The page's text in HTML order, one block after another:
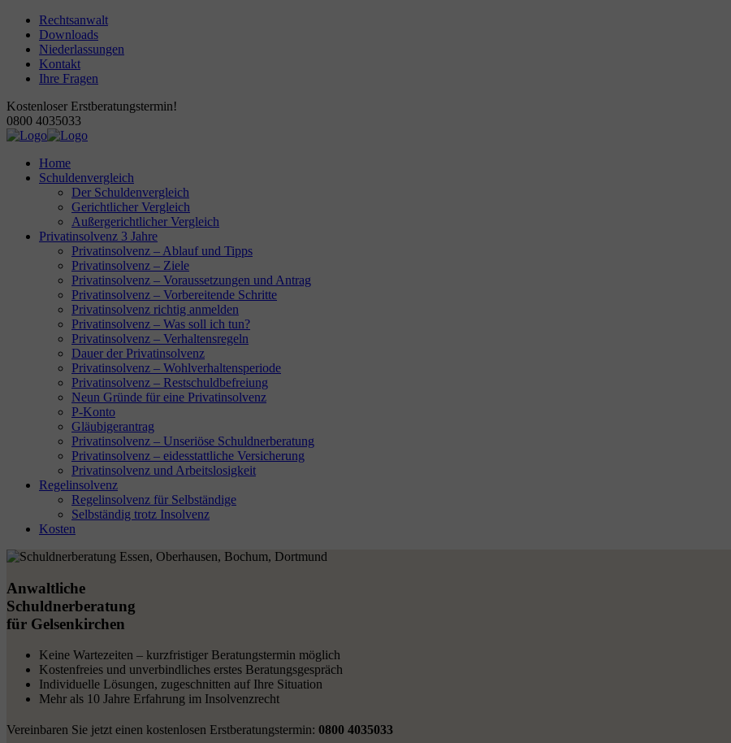
Rechtsanwalt
Downloads
Niederlassungen
Kontakt
Ihre Fragen
Kostenloser Erstberatungstermin!
0800 4035033
Home
Schuldenvergleich
Der Schuldenvergleich
Gerichtlicher Vergleich
Außergerichtlicher Vergleich
Privatinsolvenz 3 Jahre
Privatinsolvenz – Ablauf und Tipps
Privatinsolvenz – Ziele
Privatinsolvenz – Voraussetzungen und Antrag
Privatinsolvenz – Vorbereitende Schritte
Privatinsolvenz richtig anmelden
Privatinsolvenz – Was soll ich tun?
Privatinsolvenz – Verhaltensregeln
Dauer der Privatinsolvenz
Privatinsolvenz – Wohlverhaltensperiode
Privatinsolvenz – Restschuldbefreiung
Neun Gründe für eine Privatinsolvenz
P-Konto
Gläubigerantrag
Privatinsolvenz – Unseriöse Schuldnerberatung
Privatinsolvenz – eidesstattliche Versicherung
Privatinsolvenz und Arbeitslosigkeit
Regelinsolvenz
Regelinsolvenz für Selbständige
Selbständig trotz Insolvenz
Kosten
Anwaltliche
Schuldnerberatung
für Gelsenkirchen
Keine Wartezeiten – kurzfristiger Beratungstermin möglich
Kostenfreies und unverbindliches erstes Beratungsgespräch
Individuelle Lösungen, zugeschnitten auf Ihre Situation
Mehr als 10 Jahre Erfahrung im Insolvenzrecht
Vereinbaren Sie jetzt einen kostenlosen Erstberatungstermin: 0800 4035033